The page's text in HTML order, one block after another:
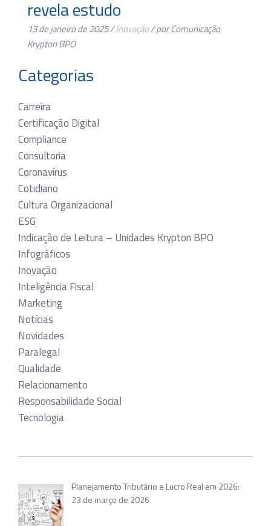
revela estudo
13 de janeiro de 2025 /Inovação/ por Comunicação
Krypton BPO
Categorias
Carreira
Certificação Digital
Compliance
Consultoria
Coronavírus
Cotidiano
Cultura Organizacional
ESG
Indicação de Leitura – Unidades Krypton BPO
Infográficos
Inovação
Inteligência Fiscal
Marketing
Notícias
Novidades
Paralegal
Qualidade
Relacionamento
Responsabilidade Social
Tecnologia
Planejamento Tributário e Lucro Real em 2026:
23 de março de 2026